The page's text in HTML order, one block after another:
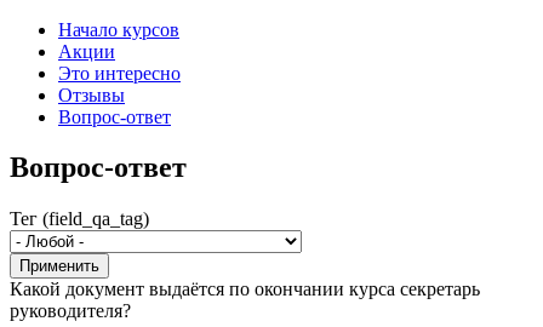
Начало курсов
Акции
Это интересно
Отзывы
Вопрос-ответ
Вопрос-ответ
Тег (field_qa_tag)
Какой документ выдаётся по окончании курса секретарь
руководителя?